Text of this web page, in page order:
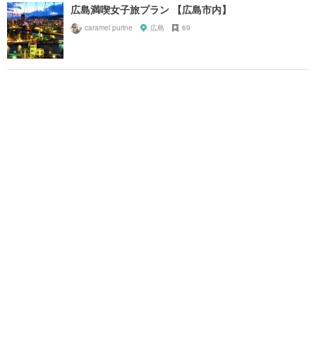
広島満喫女子旅プラン 【広島市内】
caramel purine 広島 69